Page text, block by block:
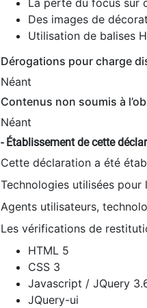
La perte du focus sur
Des images de
Utilisation de balises
Dérogations pour charge
Néant
Contenus non soumis à
Néant
- Établissement de cette
Cette déclaration a été
Technologies utilisées
Agents utilisateurs,
Les vérifications de
HTML 5
CSS 3
Javascript / JQuery
JQuery-ui